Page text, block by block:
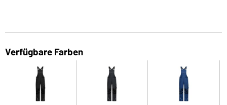
Verfügbare Farben